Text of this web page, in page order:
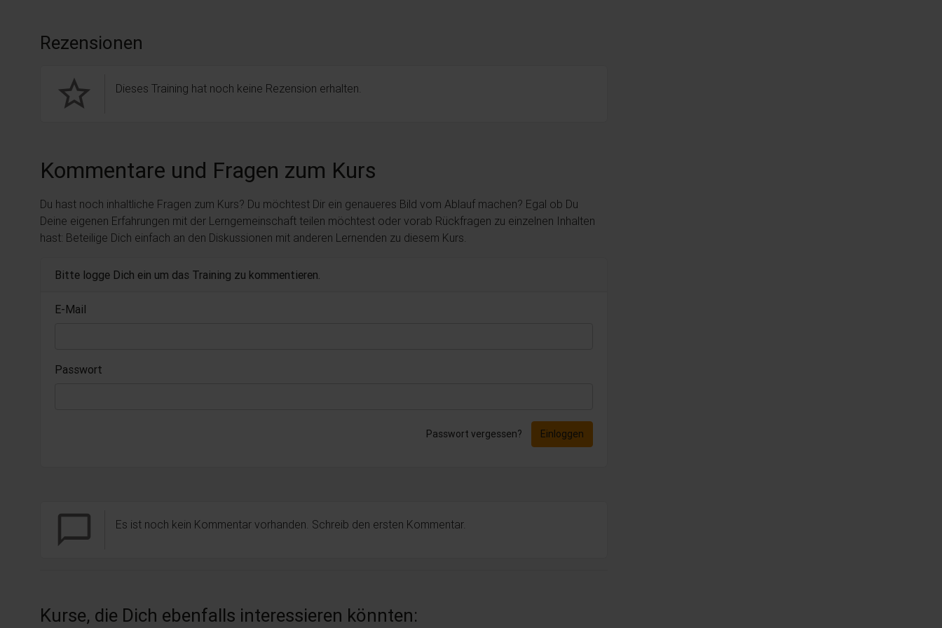
Rezensionen
star_border Dieses Training hat noch keine Rezension erhalten.
Kommentare und Fragen zum Kurs
Du hast noch inhaltliche Fragen zum Kurs? Du möchtest Dir ein genaueres Bild vom Ablauf machen? Egal ob Du
Deine eigenen Erfahrungen mit der Lerngemeinschaft teilen möchtest oder vorab Rückfragen zu einzelnen Inhalten
hast: Beteilige Dich einfach an den Diskussionen mit anderen Lernenden zu diesem Kurs.
Bitte logge Dich ein um das Training zu kommentieren.
E-Mail
Passwort
Passwort vergessen? Einloggen
chat_bubble_outline Es ist noch kein Kommentar vorhanden. Schreib den ersten Kommentar.
Kurse, die Dich ebenfalls interessieren könnten: